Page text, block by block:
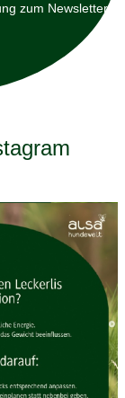
zum Newsletter